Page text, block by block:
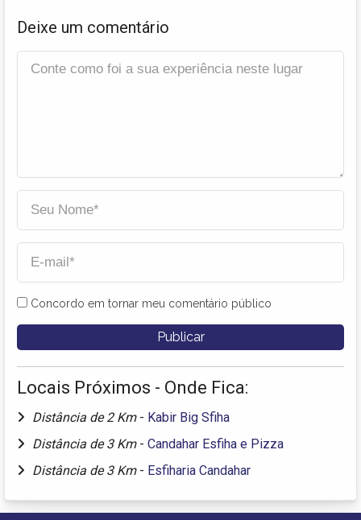
Deixe um comentário
Concordo em tornar meu comentário público
Locais Próximos - Onde Fica:
Distância de 2 Km - Kabir Big Sfiha
Distância de 3 Km - Candahar Esfiha e Pizza
Distância de 3 Km - Esfiharia Candahar